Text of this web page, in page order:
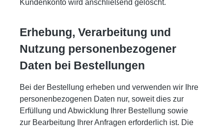
Kundenkonto wird anschließend gelöscht.
Erhebung, Verarbeitung und
Nutzung personenbezogener
Daten bei Bestellungen
Bei der Bestellung erheben und verwenden wir Ihre
personenbezogenen Daten nur, soweit dies zur
Erfüllung und Abwicklung Ihrer Bestellung sowie
zur Bearbeitung Ihrer Anfragen erforderlich ist. Die